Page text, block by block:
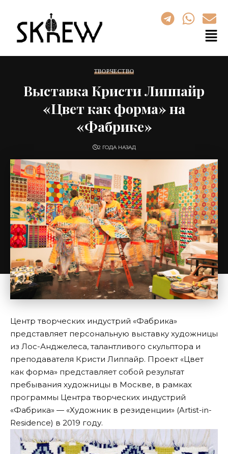
ТВОРЧЕСТВО
Выставка Кристи Липпайр
«Цвет как форма» на
«Фабрике»
2 ГОДА НАЗАД
Центр творческих индустрий «Фабрика»
представляет персональную выставку художницы
из Лос-Анджелеса, талантливого скульптора и
преподавателя Кристи Липпайр. Проект «Цвет
как форма» представляет собой результат
пребывания художницы в Москве, в рамках
программы Центра творческих индустрий
«Фабрика» — «Художник в резиденции» (Artist-in-
Residence) в 2019 году.